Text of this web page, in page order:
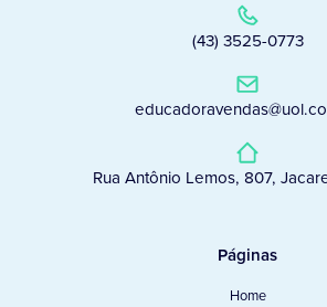
(43) 3525-0773
Rua Antônio Lemos, 807,
Páginas
Home